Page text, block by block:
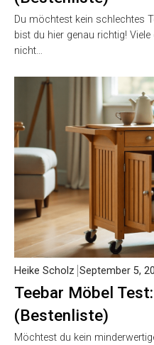
Du möchtest kein schlechtes
bist du hier genau richtig!
nicht…
Teebar Möbel
(Bestenliste)
Heike Scholz September 5,
Möchtest du kein